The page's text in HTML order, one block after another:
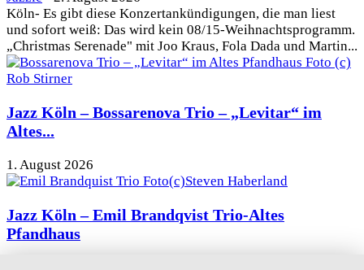
Köln- Es gibt diese Konzertankündigungen, die man liest
und sofort weiß: Das wird kein 08/15-Weihnachtsprogramm.
„Christmas Serenade" mit Joo Kraus, Fola Dada und Martin...
Jazz Köln – Bossarenova Trio – „Levitar“ im
Altes...
1. August 2026
Jazz Köln – Emil Brandqvist Trio-Altes
Pfandhaus